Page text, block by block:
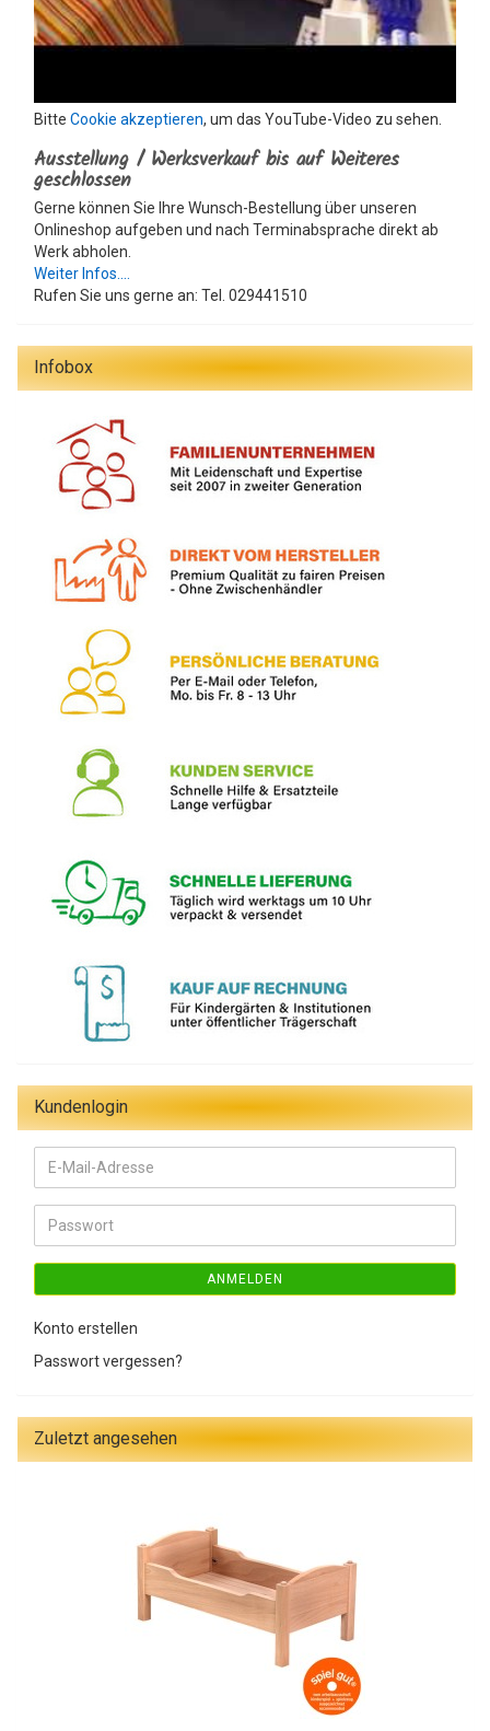
Bitte Cookie akzeptieren, um das YouTube-Video zu sehen.
Ausstellung / Werksverkauf bis auf Weiteres
geschlossen
Gerne können Sie Ihre Wunsch-Bestellung über unseren
Onlineshop aufgeben und nach Terminabsprache direkt ab
Werk abholen.
Weiter Infos....
Rufen Sie uns gerne an: Tel. 029441510
Infobox
Kundenlogin
E-
Mail-
Adresse
Passwort
ANMELDEN
Konto erstellen
Passwort vergessen?
Zuletzt angesehen